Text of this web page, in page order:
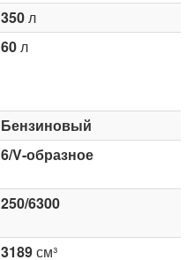
350л
60л
Бензиновый
6/V-образное
250/6300
3189см³